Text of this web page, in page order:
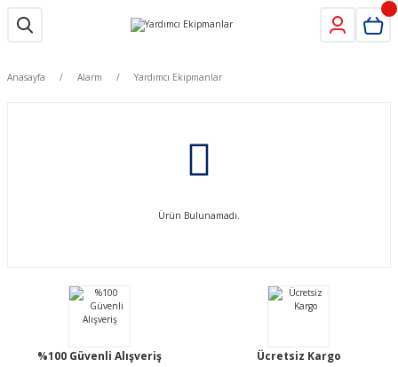
Anasayfa Alarm Yardımcı Ekipmanlar
Ürün Bulunamadı.
%100 Güvenli Alışveriş Ücretsiz Kargo